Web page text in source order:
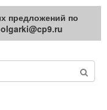
про
предложений по